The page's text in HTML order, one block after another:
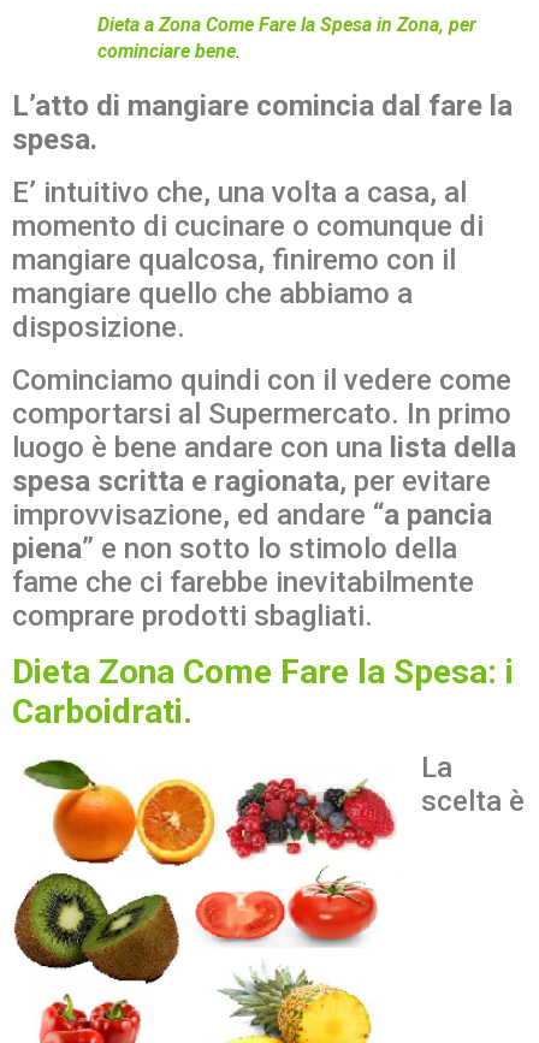
Dieta a Zona Come Fare la Spesa in Zona, per
cominciare bene.
L’atto di mangiare comincia dal fare la
spesa.
E’ intuitivo che, una volta a casa, al
momento di cucinare o comunque di
mangiare qualcosa, finiremo con il
mangiare quello che abbiamo a
disposizione.
Cominciamo quindi con il vedere come
comportarsi al Supermercato. In primo
luogo è bene andare con una lista della
spesa scritta e ragionata, per evitare
improvvisazione, ed andare “a pancia
piena” e non sotto lo stimolo della
fame che ci farebbe inevitabilmente
comprare prodotti sbagliati.
Dieta Zona Come Fare la Spesa: i
Carboidrati.
La
scelta è